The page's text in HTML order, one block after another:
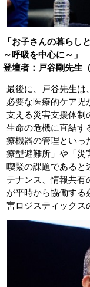
「お子さんの暮らし
～呼吸を中心に～」
登壇者：戸谷剛先生
最後に、戸谷先生は
必要な医療的ケア児
支える災害支援体制
生命の危機に直結す
療機器の管理といっ
療型避難所」や「災
喫緊の課題であると
テナンス、情報共有
が平時から協働する
害ロジスティックス